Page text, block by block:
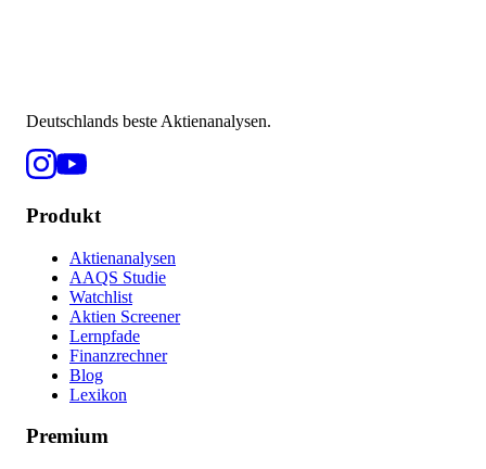
Deutschlands beste Aktienanalysen.
Produkt
Aktienanalysen
AAQS Studie
Watchlist
Aktien Screener
Lernpfade
Finanzrechner
Blog
Lexikon
Premium